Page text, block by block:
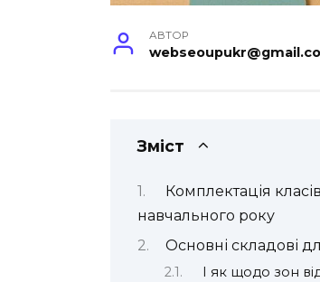
АВТОР
Зміст
Комплектація
навчального року
Основні складові
І як щодо зон